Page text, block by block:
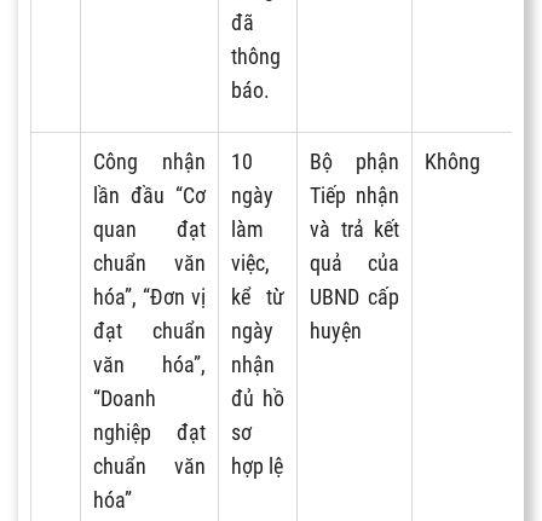
đã
thông
báo.
Công nhận
lần đầu “Cơ
quan đạt
chuẩn văn
hóa”, “Đơn vị
đạt chuẩn
văn hóa”,
“Doanh
nghiệp đạt
chuẩn văn
hóa”
10
ngày
làm
việc,
kể từ
ngày
nhận
đủ hồ
sơ
hợp lệ
Bộ phận
Tiếp nhận
và trả kết
quả của
UBND cấp
huyện
Không